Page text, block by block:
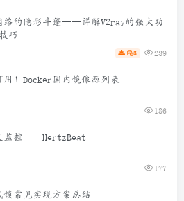
络的隐形斗篷——详解V2ray的强大功
巧
3 239
用！Docker国内镜像源列表
186
监控——HertzBeat
177
锁常见实现方案总结